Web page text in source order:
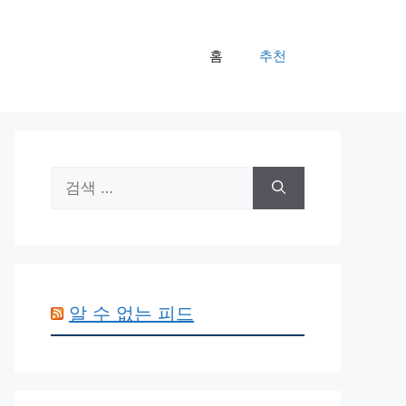
홈 추천
색:
알 수 없는 피드